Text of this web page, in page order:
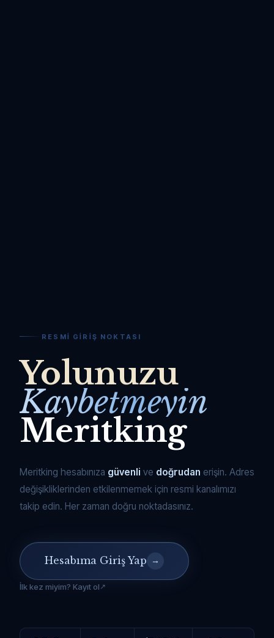
RESMI GIRIŞ NOKTASI
Yolunuzu
Kaybetmeyin
Meritking
Meritking hesabınıza güvenli ve doğrudan erişin. Adres
değişikliklerinden etkilenmemek için resmi kanalımızı
takip edin. Her zaman doğru noktadasınız.
Hesabıma Giriş Yap →
İlk kez miyim? Kayıt ol